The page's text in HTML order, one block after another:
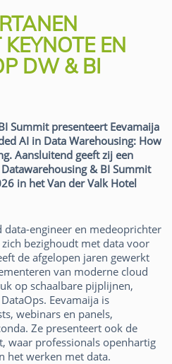
KEYNOTE EN
DW & BI
Summit presenteert Eevamaija
AI in Data Warehousing: How
Aansluitend geeft zij een
& BI Summit
in het Van der Valk Hotel
data-engineer en medeoprichter
bezighoudt met data voor
de afgelopen jaren gewerkt
van moderne cloud
op schaalbare pijplijnen,
Eevamaija is
webinars en panels,
Ze presenteert ook de
waar professionals openhartig
het werken met data.